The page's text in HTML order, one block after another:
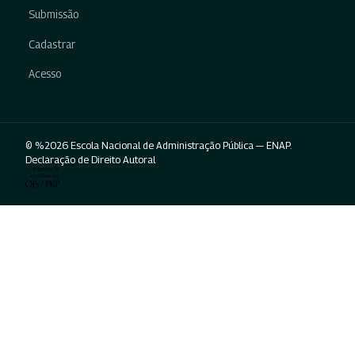
Submissão
Cadastrar
Acesso
© %2026 Escola Nacional de Administração Pública — ENAP.
Declaração de Direito Autoral